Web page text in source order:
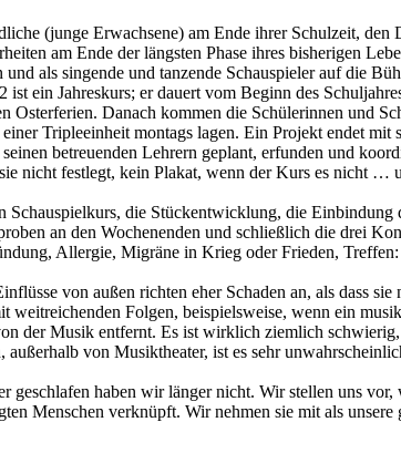
(junge Erwachsene) am Ende ihrer Schulzeit,
am Ende der längsten Phase ihres bisherigen
als singende und tanzende Schauspieler auf die
ein Jahreskurs; er dauert vom Beginn des
Osterferien. Danach kommen die Schülerinnen und
Tripleeinheit montags lagen. Ein Projekt endet mit
betreuenden Lehrern geplant, erfunden und
nicht festlegt, kein Plakat, wenn der Kurs es nicht …
die Stückentwicklung, die
an den Wochenenden und schließlich die drei
Allergie, Migräne in Krieg oder Frieden,
von außen richten eher Schaden an, als dass sie
Folgen, beispielsweise, wenn ein
der Musik entfernt. Es ist wirklich ziemlich
von Musiktheater, ist es sehr
geschlafen haben wir länger nicht. Wir stellen uns
Menschen verknüpft. Wir nehmen sie mit als unsere